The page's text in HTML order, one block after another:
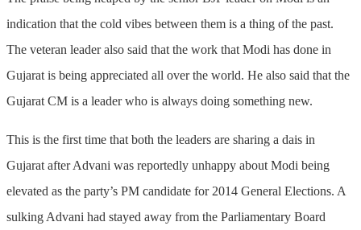
indication that the cold vibes between them is a thing of the past.
The veteran leader also said that the work that Modi has done in
Gujarat is being appreciated all over the world. He also said that the
Gujarat CM is a leader who is always doing something new.
This is the first time that both the leaders are sharing a dais in
Gujarat after Advani was reportedly unhappy about Modi being
elevated as the party’s PM candidate for 2014 General Elections. A
sulking Advani had stayed away from the Parliamentary Board